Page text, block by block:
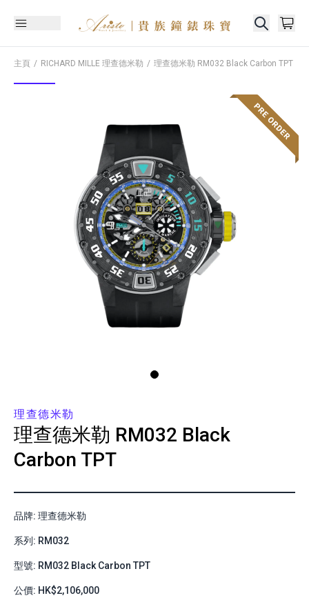
主頁 RICHARD MILLE 理查德米勒 理查德米勒 RM032 Black Carbon TPT
理查德米勒
理查德米勒 RM032 Black
Carbon TPT
品牌: 理查德米勒
系列: RM032
型號: RM032 Black Carbon TPT
公價: HK$2,106,000